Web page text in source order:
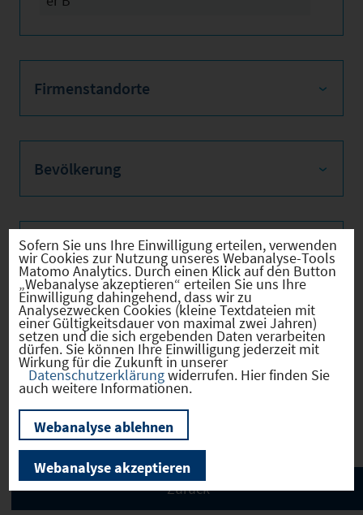
Firmenstandorte
Bevölkerung
Sozialvers. Beschäftigte
Verkehrsinfrastruktur
Kommunale Infrastruktur
Sofern Sie uns Ihre Einwilligung erteilen, verwenden
wir Cookies zur Nutzung unseres Webanalyse-Tools
Matomo Analytics. Durch einen Klick auf den Button
„Webanalyse akzeptieren“ erteilen Sie uns Ihre
Einwilligung dahingehend, dass wir zu
Analysezwecken Cookies (kleine Textdateien mit
einer Gültigkeitsdauer von maximal zwei Jahren)
setzen und die sich ergebenden Daten verarbeiten
dürfen. Sie können Ihre Einwilligung jederzeit mit
Wirkung für die Zukunft in unserer
Datenschutzerklärungwiderrufen. Hier finden Sie
auch weitere Informationen.
Webanalyse ablehnen
Webanalyse akzeptieren